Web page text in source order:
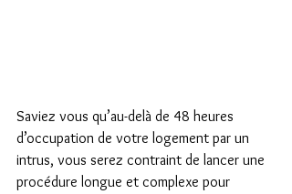
Saviez vous qu’au-delà de 48 heures
d’occupation de votre logement par un
intrus, vous serez contraint de lancer une
procédure longue et complexe pour